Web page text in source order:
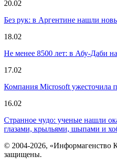
20.02
Без рук: в Аргентине нашли
18.02
Не менее 8500 лет: в Абу-Даби
17.02
Компания Microsoft ужесточила
16.02
Странное чудо: ученые нашли
глазами, крыльями, шыпами и
© 2004-2026, «Информагенство
защищены.